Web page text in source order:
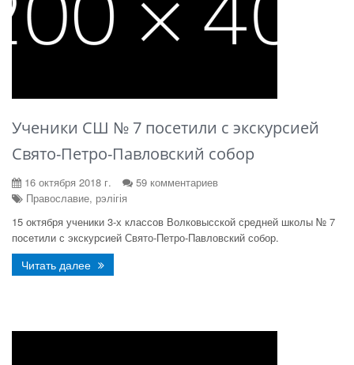
Ученики СШ № 7 посетили с экскурсией
Свято-Петро-Павловский собор
16 октября 2018 г.
59 комментариев
Православие, рэлігія
15 октября ученики 3-х классов Волковысской средней школы № 7
посетили с экскурсией Свято-Петро-Павловский собор.
Читать далее